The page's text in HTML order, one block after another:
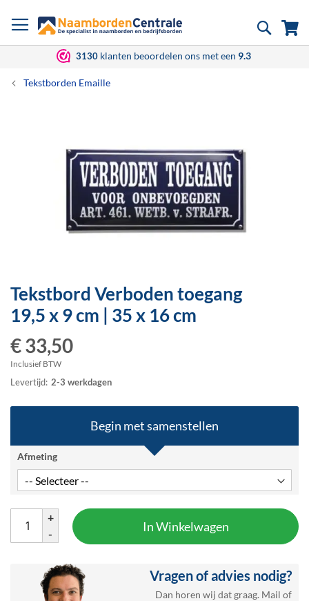
naar
Zoek
3130 klanten beoordelen ons met een 9.3
Tekstborden Emaille
Ga
naar
het
van
de
afbeeldingen-
Tekstbord Verboden toegang
19,5 x 9 cm | 35 x 16 cm
€ 33,50
Inclusief BTW
Levertijd: 2-3 werkdagen
Vragen of advies nodig?
Dan horen wij dat graag. Mail of
Begin met samenstellen
Afmeting
+
-
In Winkelwagen